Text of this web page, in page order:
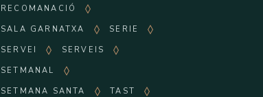
RECOMANACIÓ
SALA GARNATXA
SERIE
SERVEI
SERVEIS
SETMANAL
SETMANA SANTA
TAST